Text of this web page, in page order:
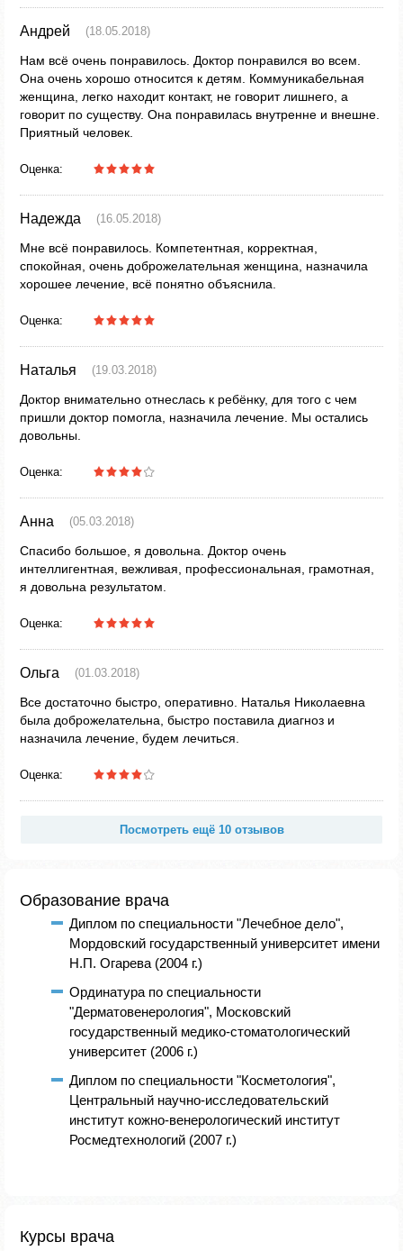
Андрей (18.05.2018)
Нам всё очень понравилось. Доктор понравился во всем.
Она очень хорошо относится к детям. Коммуникабельная
женщина, легко находит контакт, не говорит лишнего, а
говорит по существу. Она понравилась внутренне и внешне.
Приятный человек.
Оценка:
Надежда (16.05.2018)
Мне всё понравилось. Компетентная, корректная,
спокойная, очень доброжелательная женщина, назначила
хорошее лечение, всё понятно объяснила.
Оценка:
Наталья (19.03.2018)
Доктор внимательно отнеслась к ребёнку, для того с чем
пришли доктор помогла, назначила лечение. Мы остались
довольны.
Оценка:
Анна (05.03.2018)
Спасибо большое, я довольна. Доктор очень
интеллигентная, вежливая, профессиональная, грамотная,
я довольна результатом.
Оценка:
Ольга (01.03.2018)
Все достаточно быстро, оперативно. Наталья Николаевна
была доброжелательна, быстро поставила диагноз и
назначила лечение, будем лечиться.
Оценка:
Посмотреть ещё 10 отзывов
Образование врача
Диплом по специальности "Лечебное дело",
Мордовский государственный университет имени
Н.П. Огарева (2004 г.)
Ординатура по специальности
"Дерматовенерология", Московский
государственный медико-стоматологический
университет (2006 г.)
Диплом по специальности "Косметология",
Центральный научно-исследовательский
институт кожно-венерологический институт
Росмедтехнологий (2007 г.)
Курсы врача